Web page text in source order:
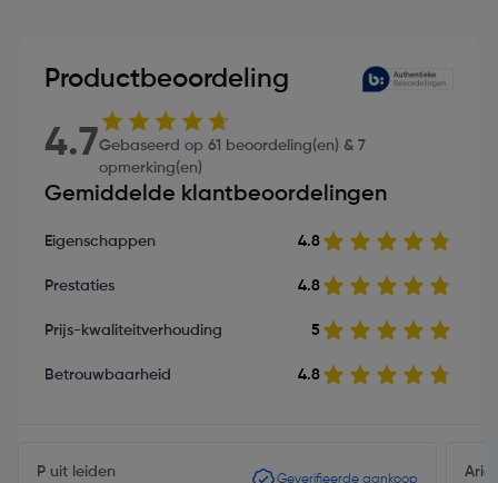
Productbeoordeling
4.7Gebaseerd op 61 beoordeling(en) & 7
opmerking(en)
Gemiddelde klantbeoordelingen
Eigenschappen 4.8
Prestaties 4.8
Prijs-kwaliteitverhouding 5
Betrouwbaarheid 4.8
P uit leiden Geverifieerde aankoop Arie